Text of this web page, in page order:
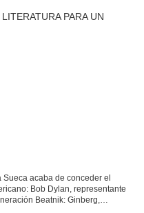
acaba de conceder el
Bob Dylan, representante
Beatnik: Ginberg,